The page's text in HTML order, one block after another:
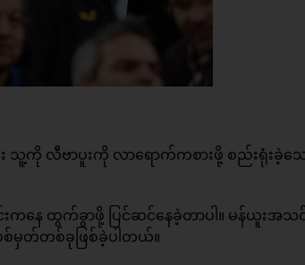
း သူ့ကို လီဗာပူးကို လာရောက်ကစားဖို့ စည်းရုံးခဲ့သ
နေ ထွက်ခွာဖို့ ပြင်ဆင်နေခဲ့တာပါ။ မန်ယူးအသင်
စ်မှတ်တစ်ခုဖြစ်ခဲ့ပါတယ်။